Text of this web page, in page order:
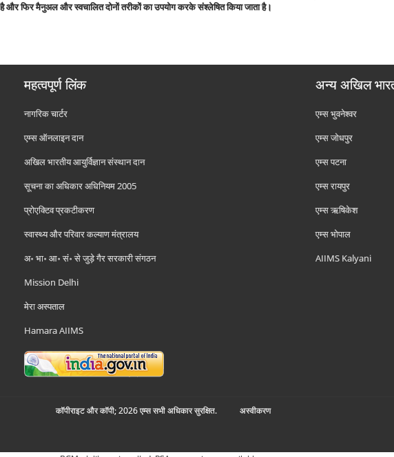
है और फिर मैनुअल और स्वचालित दोनों तरीकों का उपयोग करके संश्लेषित किया जाता है।
महत्वपूर्ण लिंक
नागरिक चार्टर
एम्स ऑनलाइन दान
अखिल भारतीय आयुर्विज्ञान संस्थान दान
सूचना का अधिकार अधिनियम 2005
प्रोएक्टिव प्रकटीकरण
स्वास्थ्य और परिवार कल्याण मंत्रालय
अ॰ भा॰ आ॰ सं॰ से जुड़े गैर सरकारी संगठन
Mission Delhi
मेरा अस्पताल
Hamara AIIMS
अन्य अखिल
एम्‍स भुवनेश्वर
एम्‍स जोधपुर
एम्‍स पटना
एम्‍स रायपुर
एम्‍स ऋषिकेश
एम्‍स भोपाल
AIIMS Kalyani
कॉपीराइट और कॉपी; 2026 एम्स सभी अधिकार सुरक्षित. अस्‍वीकरण